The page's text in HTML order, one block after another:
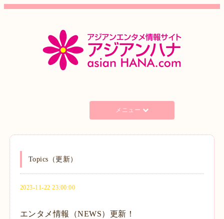
メニュー
Topics（更新）
2023-11-22 23:00:00
エンタメ情報（NEWS）更新！